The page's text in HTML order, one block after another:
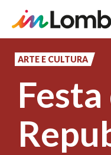
principale
ARTE E CULTURA